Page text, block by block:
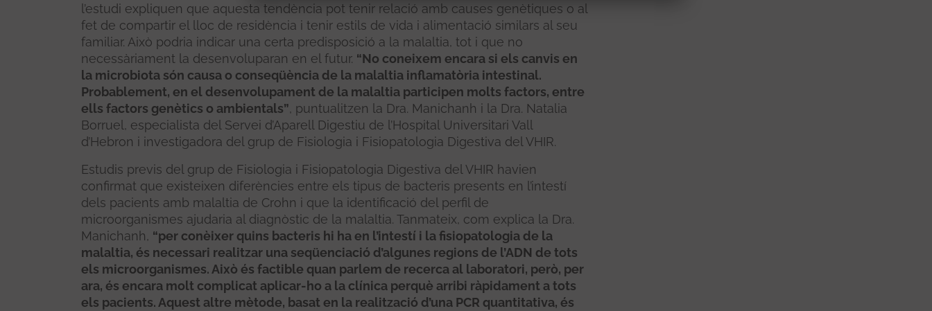
l’estudi expliquen que aquesta tendència pot tenir relació amb causes genètiques o al
fet de compartir el lloc de residència i tenir estils de vida i alimentació similars al seu
familiar. Això podria indicar una certa predisposició a la malaltia, tot i que no
necessàriament la desenvoluparan en el futur. “No coneixem encara si els canvis en
la microbiota són causa o conseqüència de la malaltia inflamatòria intestinal.
Probablement, en el desenvolupament de la malaltia participen molts factors, entre
ells factors genètics o ambientals”, puntualitzen la Dra. Manichanh i la Dra. Natalia
Borruel, especialista del Servei d’Aparell Digestiu de l’Hospital Universitari Vall
d’Hebron i investigadora del grup de Fisiologia i Fisiopatologia Digestiva del VHIR.
Estudis previs del grup de Fisiologia i Fisiopatologia Digestiva del VHIR havien
confirmat que existeixen diferències entre els tipus de bacteris presents en l’intestí
dels pacients amb malaltia de Crohn i que la identificació del perfil de
microorganismes ajudaria al diagnòstic de la malaltia. Tanmateix, com explica la Dra.
Manichanh, “per conèixer quins bacteris hi ha en l’intestí i la fisiopatologia de la
malaltia, és necessari realitzar una seqüenciació d’algunes regions de l’ADN de tots
els microorganismes. Això és factible quan parlem de recerca al laboratori, però, per
ara, és encara molt complicat aplicar-ho a la clínica perquè arribi ràpidament a tots
els pacients. Aquest altre mètode, basat en la realització d’una PCR quantitativa, és